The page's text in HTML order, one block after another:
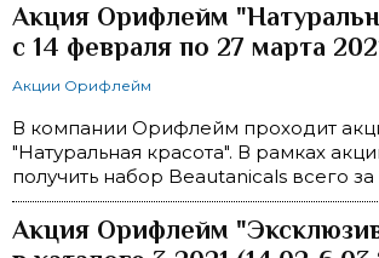
Акция Орифлейм
с 14 февраля по 27 марта
Акции Орифлейм
В компании Орифлейм проходит
"Натуральная красота". В рамках
получить набор Beautanicals всего
Акция Орифлейм